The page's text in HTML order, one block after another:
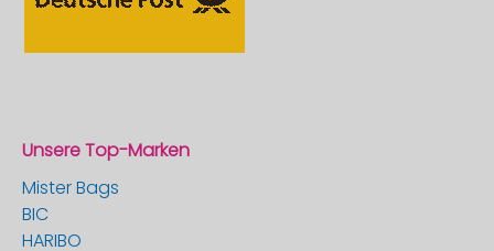
Unsere Top-Marken
Mister Bags
BIC
HARIBO